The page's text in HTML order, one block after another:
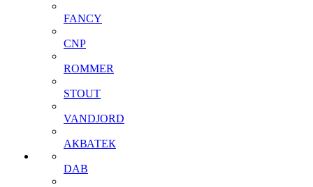
FANCY
CNP
ROMMER
STOUT
VANDJORD
АКВАТЕК
DAB